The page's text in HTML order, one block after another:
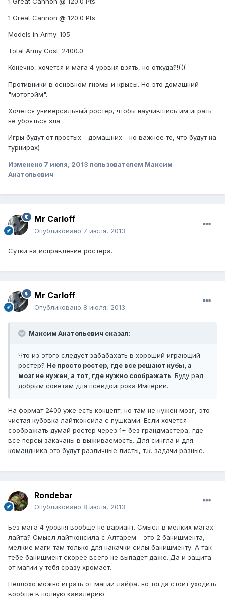
1 Great Cannon @ 120.0 Pts
Models in Army: 105
Total Army Cost: 2400.0
Конечно, хочется и мага 4 уровня взять, но откуда?!(((
Противники в основном гномы и крысы. Но это домашний
"мэтогэйм".
Хочется универсальный ростер, чтобы научившись им играть
не убояться зла.
Игры будут от простых - домашних - но важнее те, что будут на
турнирах)
Изменено 7 июля, 2013 пользователем Максим
Анатольевич
Mr Carloff
Опубликовано 7 июля, 2013
Сутки на исправление ростера.
Mr Carloff
Опубликовано 8 июля, 2013
Максим Анатольевич сказал:
Что из этого следует забабахать в хороший играющий
ростер? Не просто ростер, где все решают кубы, а
мозг не нужен, а тот, где нужно соображать. Буду рад
добрым советам для псевдоигрока Империи.
На формат 2400 уже есть концепт, но там не нужен мозг, это
чистая кубовка лайтконсила с пушками. Если хочется
соображать думай ростер через 1+ без грандмастера, где
все персы закачаны в выживаемость. Для сингла и для
командника это будут различные листы, т.к. задачи разные.
Rondebar
Опубликовано 8 июля, 2013
Без мага 4 уровня вообще не вариант. Смысл в мелких магах
лайта? Смысл лайтконсила с Алтарем - это 2 банишмента,
мелкие маги там только для накачки силы банишменту. А так
тебе банишмент скорее всего не выпадет даже. Да и защита
от магии у тебя сразу хромает.
Неплохо можно играть от магии лайфа, но тогда стоит уходить
вообще в полную кавалерию.